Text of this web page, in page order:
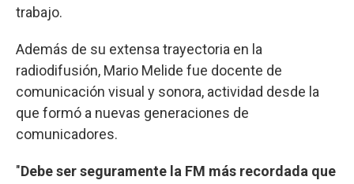
trabajo.
Además de su extensa trayectoria en la
radiodifusión, Mario Melide fue docente de
comunicación visual y sonora, actividad desde la
que formó a nuevas generaciones de
comunicadores.
"Debe ser seguramente la FM más recordada que